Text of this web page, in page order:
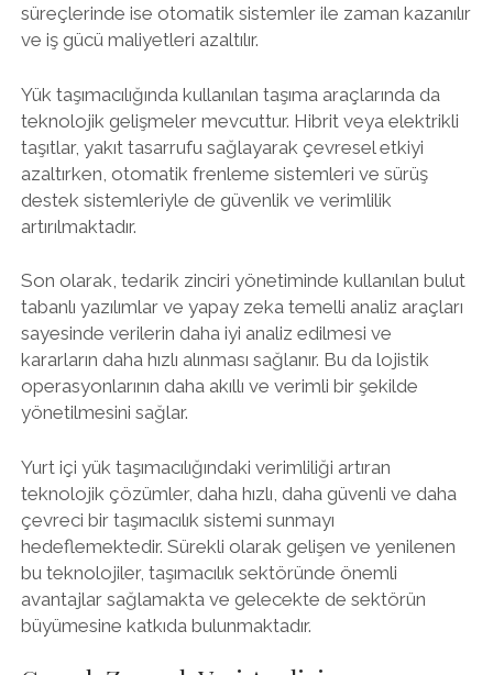
süreçlerinde ise otomatik sistemler ile zaman kazanılır
ve iş gücü maliyetleri azaltılır.
Yük taşımacılığında kullanılan taşıma araçlarında da
teknolojik gelişmeler mevcuttur. Hibrit veya elektrikli
taşıtlar, yakıt tasarrufu sağlayarak çevresel etkiyi
azaltırken, otomatik frenleme sistemleri ve sürüş
destek sistemleriyle de güvenlik ve verimlilik
artırılmaktadır.
Son olarak, tedarik zinciri yönetiminde kullanılan bulut
tabanlı yazılımlar ve yapay zeka temelli analiz araçları
sayesinde verilerin daha iyi analiz edilmesi ve
kararların daha hızlı alınması sağlanır. Bu da lojistik
operasyonlarının daha akıllı ve verimli bir şekilde
yönetilmesini sağlar.
Yurt içi yük taşımacılığındaki verimliliği artıran
teknolojik çözümler, daha hızlı, daha güvenli ve daha
çevreci bir taşımacılık sistemi sunmayı
hedeflemektedir. Sürekli olarak gelişen ve yenilenen
bu teknolojiler, taşımacılık sektöründe önemli
avantajlar sağlamakta ve gelecekte de sektörün
büyümesine katkıda bulunmaktadır.